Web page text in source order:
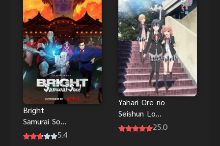
Bright
Samurai Soul
ไบรท์ จิต 5.4
Yahari Ore no
Seishun Love
Comedy ภาค25.0